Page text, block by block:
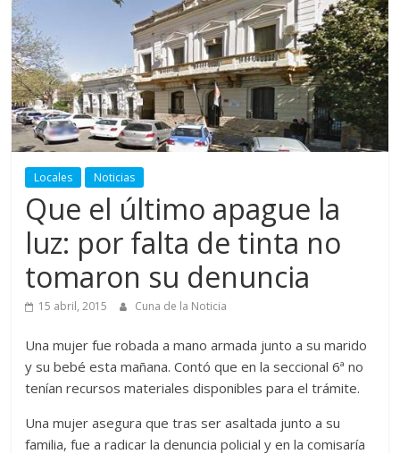
Locales Noticias
Que el último apague la
luz: por falta de tinta no
tomaron su denuncia
15 abril, 2015 Cuna de la Noticia
Una mujer fue robada a mano armada junto a su marido
y su bebé esta mañana. Contó que en la seccional 6ª no
tenían recursos materiales disponibles para el trámite.
Una mujer asegura que tras ser asaltada junto a su
familia, fue a radicar la denuncia policial y en la comisaría